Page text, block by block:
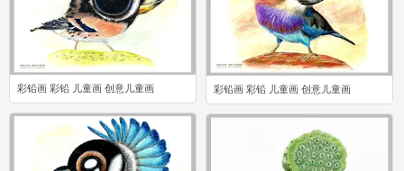
彩铅画 彩铅 儿童画 创意儿童画
0
彩铅画 彩铅 儿童画 创意儿童画
0